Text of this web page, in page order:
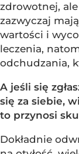
zdrowotnej,
zazwyczaj
wartości i
leczenia,
odchudzania,
A jeśli się
się za siebie,
to przynosi
Dokładnie